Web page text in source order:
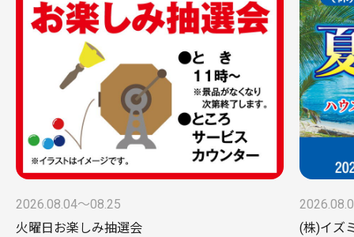
2026.08.04〜08.25
火曜日お楽しみ抽選会
(株)イズ